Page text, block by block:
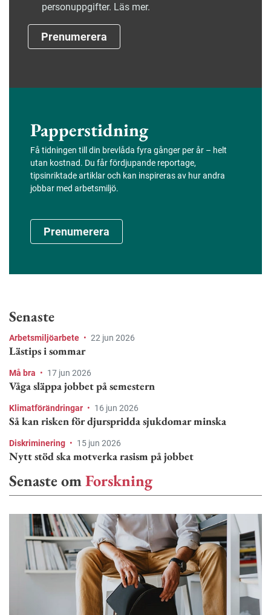
personuppgifter. Läs mer.
Prenumerera
Papperstidning
Få tidningen till din brevlåda fyra gånger per år – helt
utan kostnad. Du får fördjupande reportage,
tipsinriktade artiklar och kan inspireras av hur andra
jobbar med arbetsmiljö.
Prenumerera
Senaste
Arbetsmiljöarbete • 22 jun 2026
Lästips i sommar
Må bra • 17 jun 2026
Våga släppa jobbet på semestern
Klimatförändringar • 16 jun 2026
Så kan risken för djurspridda sjukdomar minska
Diskriminering • 15 jun 2026
Nytt stöd ska motverka rasism på jobbet
Senaste omForskning